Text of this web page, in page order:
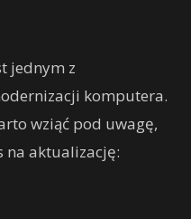
jednym z
komputera.
wziąć pod uwagę,
na aktualizację: